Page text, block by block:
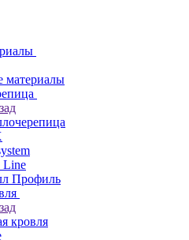
материалы
Line
Профиль
кровля